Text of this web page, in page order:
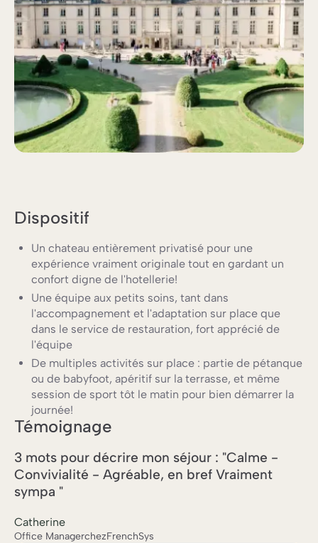
Dispositif
Un chateau entièrement privatisé pour une
expérience vraiment originale tout en gardant un
confort digne de l'hotellerie!
Une équipe aux petits soins, tant dans
l'accompagnement et l'adaptation sur place que
dans le service de restauration, fort apprécié de
l'équipe
De multiples activités sur place : partie de pétanque
ou de babyfoot, apéritif sur la terrasse, et même
session de sport tôt le matin pour bien démarrer la
journée!
Témoignage
3 mots pour décrire mon séjour : "Calme -
Convivialité - Agréable, en bref Vraiment
sympa "
Catherine
Office ManagerchezFrenchSys